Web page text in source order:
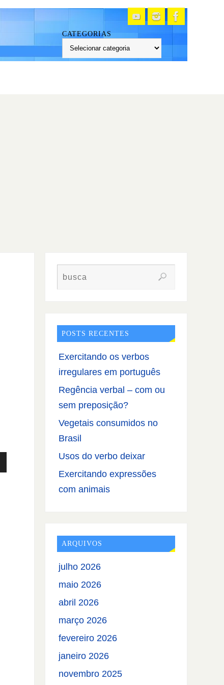
CATEGORIAS
POSTS RECENTES
Exercitando os verbos
irregulares em português
Regência verbal – com ou
sem preposição?
Vegetais consumidos no
Brasil
Usos do verbo deixar
Exercitando expressões
com animais
ARQUIVOS
julho 2026
maio 2026
abril 2026
março 2026
fevereiro 2026
janeiro 2026
novembro 2025